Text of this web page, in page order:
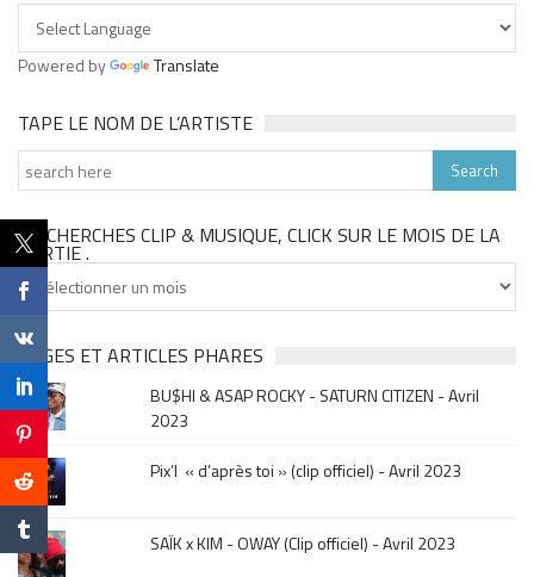
Powered by Translate
TAPE LE NOM DE L’ARTISTE
TU CHERCHES CLIP & MUSIQUE, CLICK SUR LE MOIS DE LA
SORTIE .
Tu
cherches
&
musique,
click
sur
le
mois
de
la
sortie
PAGES ET ARTICLES PHARES
BU$HI & ASAP ROCKY - SATURN CITIZEN - Avril
2023
Pix’l « d’après toi » (clip officiel) - Avril 2023
SAÏK x KIM - OWAY (Clip officiel) - Avril 2023